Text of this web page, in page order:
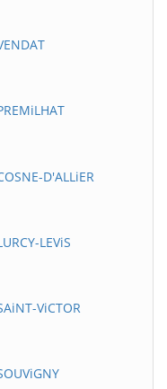
D'ALLiER
LEViS
ViCTOR